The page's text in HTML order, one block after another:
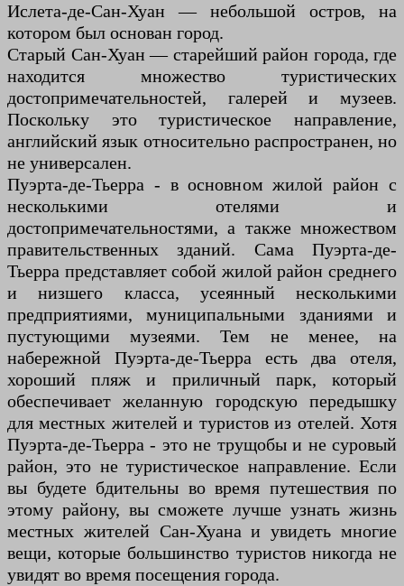
Ислета-де-Сан-Хуан — небольшой остров, на
котором был основан город.
Старый Сан-Хуан — старейший район города, где
находится множество туристических
достопримечательностей, галерей и музеев.
Поскольку это туристическое направление,
английский язык относительно распространен, но
не универсален.
Пуэрта-де-Тьерра - в основном жилой район с
несколькими отелями и
достопримечательностями, а также множеством
правительственных зданий. Сама Пуэрта-де-
Тьерра представляет собой жилой район среднего
и низшего класса, усеянный несколькими
предприятиями, муниципальными зданиями и
пустующими музеями. Тем не менее, на
набережной Пуэрта-де-Тьерра есть два отеля,
хороший пляж и приличный парк, который
обеспечивает желанную городскую передышку
для местных жителей и туристов из отелей. Хотя
Пуэрта-де-Тьерра - это не трущобы и не суровый
район, это не туристическое направление. Если
вы будете бдительны во время путешествия по
этому району, вы сможете лучше узнать жизнь
местных жителей Сан-Хуана и увидеть многие
вещи, которые большинство туристов никогда не
увидят во время посещения города.